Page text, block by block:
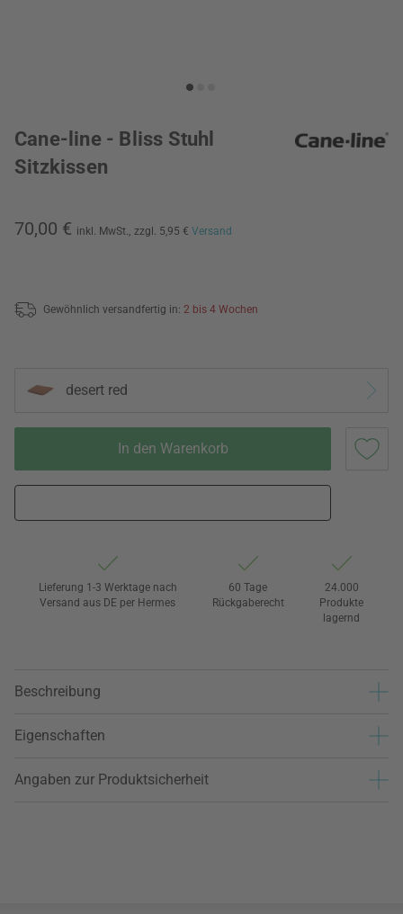
Cane-line - Bliss Stuhl
Sitzkissen
70,00 € inkl. MwSt., zzgl. 5,95 € Versand
Gewöhnlich versandfertig in: 2 bis 4 Wochen
desert red
In den Warenkorb
Lieferung 1-3 Werktage nach
Versand aus DE per Hermes
60 Tage
Rückgaberecht
24.000
Produkte
lagernd
Beschreibung
Eigenschaften
Angaben zur Produktsicherheit